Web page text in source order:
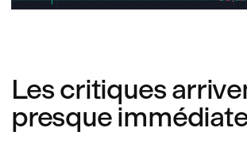
Les critiques
presque